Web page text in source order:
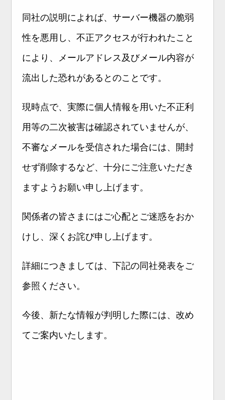
同社の説明によれば、サーバー機器の脆弱
性を悪用し、不正アクセスが行われたこと
により、メールアドレス及びメール内容が
流出した恐れがあるとのことです。
現時点で、実際に個人情報を用いた不正利
用等の二次被害は確認されていませんが、
不審なメールを受信された場合には、開封
せず削除するなど、十分にご注意いただき
ますようお願い申し上げます。
関係者の皆さまにはご心配とご迷惑をおか
けし、深くお詫び申し上げます。
詳細につきましては、下記の同社発表をご
参照ください。
今後、新たな情報が判明した際には、改め
てご案内いたします。